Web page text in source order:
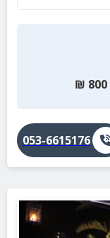
800
₪
053-6615176